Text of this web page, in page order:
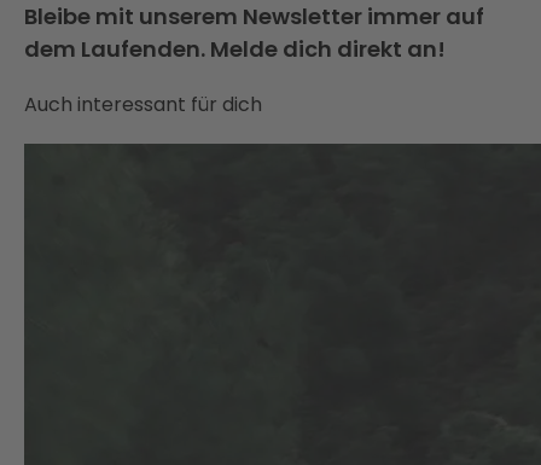
Bleibe mit unserem Newsletter immer auf
dem Laufenden. Melde dich direkt an!
Auch interessant für dich